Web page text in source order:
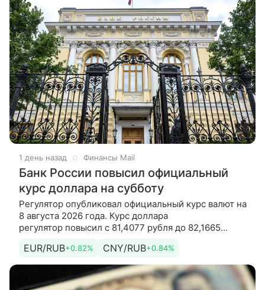
1 день назад Финансы Mail
Банк России повысил официальный
курс доллара на субботу
Регулятор опубликовал официальный курс валют на
8 августа 2026 года. Курс доллара
регулятор повысил с 81,4077 рубля до 82,1665
94,0585 рубля до 94,8366 рубля. Кроме
EUR/RUB+0.82% CNY/RUB+0.84%